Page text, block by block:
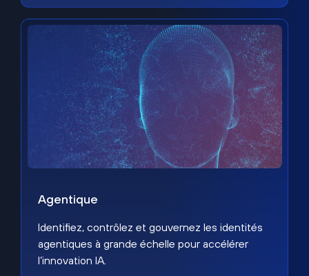
Agentique
Identifiez, contrôlez et gouvernez les identités
agentiques à grande échelle pour accélérer
l’innovation IA.